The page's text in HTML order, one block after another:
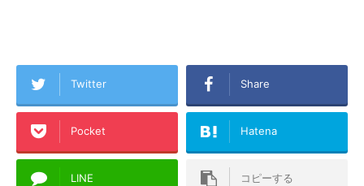
Twitter Share
Pocket Hatena
LINE コピーする